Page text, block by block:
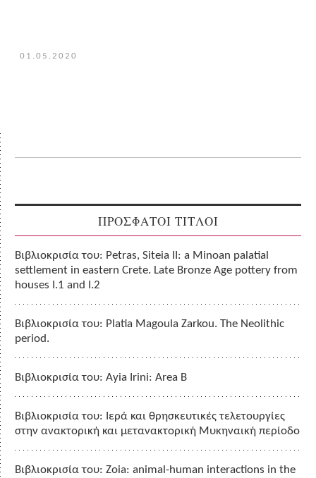
01.05.2020
ΠΡΟΣΦΑΤΟΙ ΤΙΤΛΟΙ
Βιβλιοκρισία του: Petras, Siteia II: a Minoan palatial
settlement in eastern Crete. Late Bronze Age pottery from
houses I.1 and I.2
Βιβλιοκρισία του: Platia Magoula Zarkou. The Neolithic
period.
Βιβλιοκρισία του: Ayia Irini: Area B
Βιβλιοκρισία του: Ιερά και θρησκευτικές τελετουργίες
στην ανακτορική και μετανακτορική Μυκηναική περίοδο
Βιβλιοκρισία του: Zoia: animal-human interactions in the